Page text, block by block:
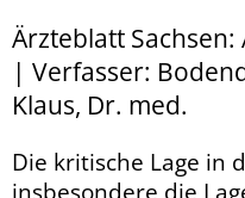
Ärzteblatt Sachsen:
| Verfasser:
Klaus, Dr. med.
Die kritische Lage in
insbesondere die